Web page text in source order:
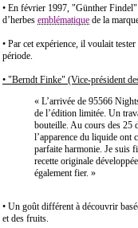
• En février 1997, "Günther Findel"
d’herbes emblématique de la
• Par cet expérience, il voulait
période.
• "Berndt Finke" (Vice-président
« L’arrivée de 95566
de l’édition limitée. Un
bouteille. Au cours des 25
l’apparence du liquide ont
parfaite harmonie. Je suis
recette originale
également fier. »
• Un goût différent à découvrir
et des fruits.